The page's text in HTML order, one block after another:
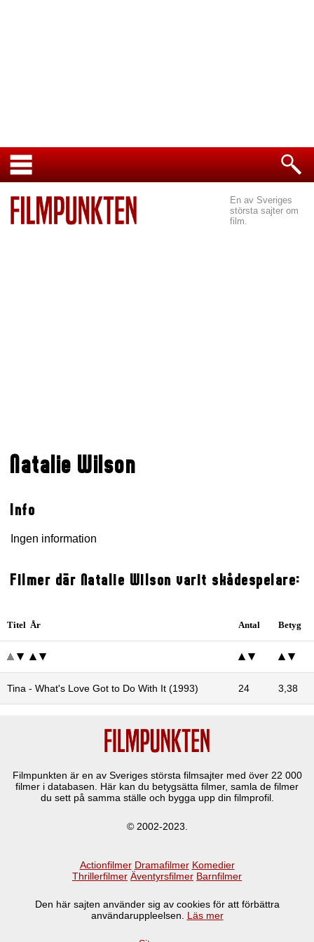
En av Sveriges
största sajter om
film.
Natalie Wilson
Info
Ingen information
Filmer där Natalie Wilson varit skådespelare:
Titel År Antal Betyg
Tina - What's Love Got to Do With It (1993) 24 3,38
Filmpunkten är en av Sveriges största filmsajter med över 22 000
filmer i databasen. Här kan du betygsätta filmer, samla de filmer
du sett på samma ställe och bygga upp din filmprofil.
© 2002-2023.
Actionfilmer Dramafilmer Komedier
Thrillerfilmer Äventyrsfilmer Barnfilmer
Den här sajten använder sig av cookies för att förbättra
användaruppleelsen. Läs mer